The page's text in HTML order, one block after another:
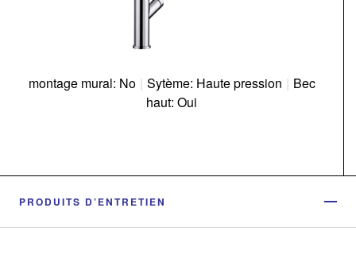
montage mural: No | Sytème: Haute pression | Bec
haut: Oui
PRODUITS D’ENTRETIEN